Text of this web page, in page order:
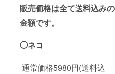
販売価格は全て送料込みの
金額です。
◯ネコ
通常価格5980円(送料込